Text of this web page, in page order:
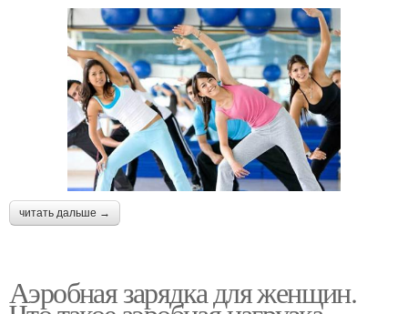
читать дальше →
Аэробная зарядка для женщин.